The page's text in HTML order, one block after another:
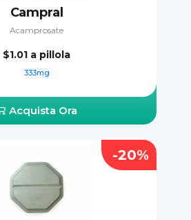
Campral
Acamprosate
$1.01 a pillola
333mg
Acquista Ora
-20%